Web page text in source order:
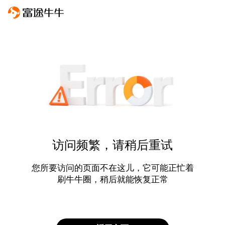
访问频繁，请稍后重试
您所要访问的页面不在这儿，它可能正忙着
刷牛牛圈，稍后就能恢复正常